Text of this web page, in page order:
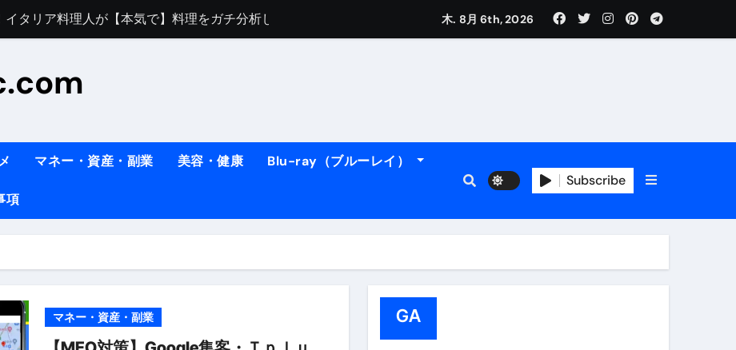
すぎてほんまに申し訳ない件
ッキーニのパスタ
住したい！」と思っている人が見たら、一瞬で現実に引き戻されるデータです。
南イタリアの楽園・ポジターノ＆アマルフィ海岸へ！
トラブル回避のリアルな裏技アド
ィスク）
木. 8月 6th, 2026
マネー・資産・副業 美容・健康 Blu-ray（ブルーレイ）
項
Subscribe
マネー・資産・副業 GA